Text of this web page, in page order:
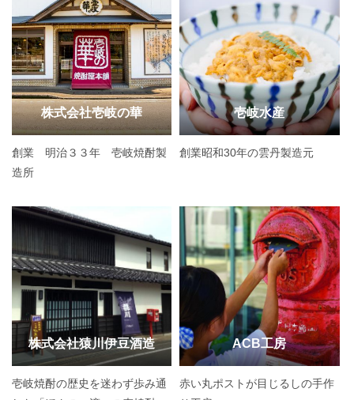
株式会社壱岐の華
創業 明治３３年 壱岐焼酎製
造所
壱岐水産
創業昭和30年の雲丹製造元
株式会社猿川伊豆酒造
壱岐焼酎の歴史を迷わず歩み通
ACB工房
赤い丸ポストが目じるしの手作